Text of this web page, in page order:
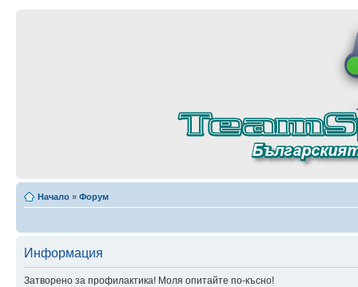
Начало » Форум
Информация
Затворено за профилактика! Моля опитайте по-късно!